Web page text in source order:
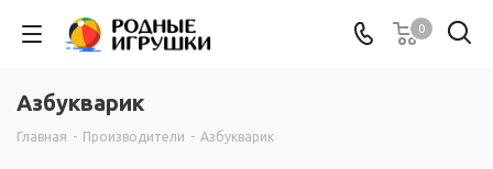
0
Азбукварик
Главная - Производители - Азбукварик